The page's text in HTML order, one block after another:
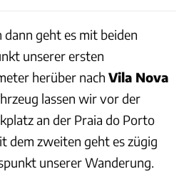
geht es mit beiden
unserer ersten
herüber nach Vila Nova
lassen wir vor der
an der Praia do Porto
dem zweiten geht es zügig
unserer Wanderung.